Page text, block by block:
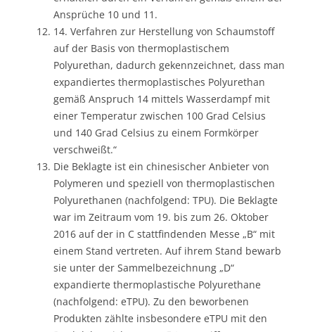
Ansprüche 10 und 11.
14. Verfahren zur Herstellung von Schaumstoff
auf der Basis von thermoplastischem
Polyurethan, dadurch gekennzeichnet, dass man
expandiertes thermoplastisches Polyurethan
gemäß Anspruch 14 mittels Wasserdampf mit
einer Temperatur zwischen 100 Grad Celsius
und 140 Grad Celsius zu einem Formkörper
verschweißt.“
Die Beklagte ist ein chinesischer Anbieter von
Polymeren und speziell von thermoplastischen
Polyurethanen (nachfolgend: TPU). Die Beklagte
war im Zeitraum vom 19. bis zum 26. Oktober
2016 auf der in C stattfindenden Messe „B“ mit
einem Stand vertreten. Auf ihrem Stand bewarb
sie unter der Sammelbezeichnung „D“
expandierte thermoplastische Polyurethane
(nachfolgend: eTPU). Zu den beworbenen
Produkten zählte insbesondere eTPU mit den